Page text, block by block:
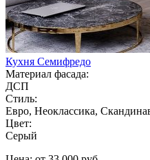
Кухня Семифредо
Материал фасада:
ДСП
Стиль:
Евро, Неоклассика,
Цвет:
Серый